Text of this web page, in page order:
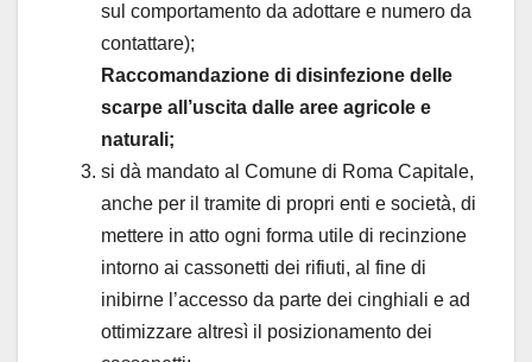
sul comportamento da adottare e numero da
contattare);
Raccomandazione di disinfezione delle
scarpe all’uscita dalle aree agricole e
naturali;
si dà mandato al Comune di Roma Capitale,
anche per il tramite di propri enti e società, di
mettere in atto ogni forma utile di recinzione
intorno ai cassonetti dei rifiuti, al fine di
inibirne l’accesso da parte dei cinghiali e ad
ottimizzare altresì il posizionamento dei